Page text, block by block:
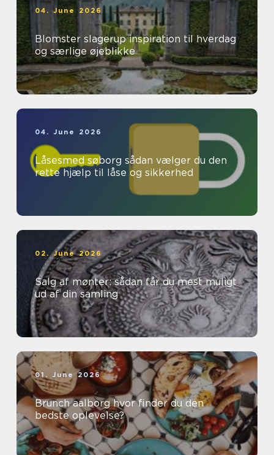
04. June 2026
Blomster slagerup inspiration til hverdag
og særlige øjeblikke
04. June 2026
Låsesmed søborg sådan vælger du den
rette hjælp til låse og sikkerhed
02. June 2026
Salg af mønter: sådan får du mest muligt
ud af din samling
01. June 2026
Brunch aalborg hvor finder du den
bedste oplevelse?